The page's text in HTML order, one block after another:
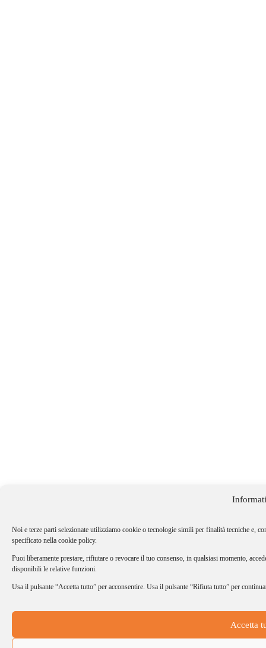
Noi e terze parti selezionate utilizziamo cookie o tecnologie simili per finalità tecniche e,
specificato nella cookie policy.
Puoi liberamente prestare, rifiutare o revocare il tuo consenso, in qualsiasi momento,
disponibili le relative funzioni.
Usa il pulsante “Accetta tutto” per acconsentire. Usa il pulsante “Rifiuta tutto” per
Accetta